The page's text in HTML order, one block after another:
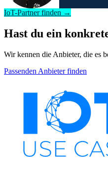
IoT-Partner finden →
Hast du ein
Wir kennen die Anbieter, die es
Passenden Anbieter finden